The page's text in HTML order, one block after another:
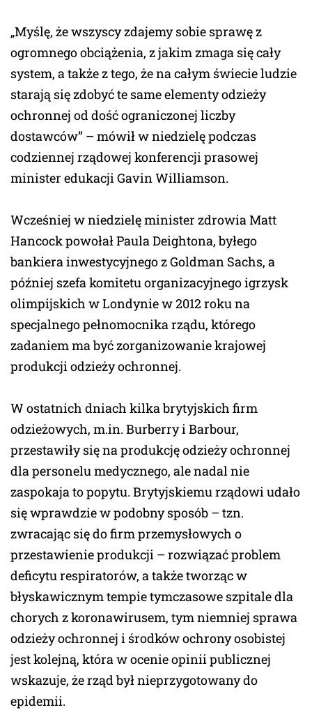
„Myślę, że wszyscy zdajemy sobie sprawę z
ogromnego obciążenia, z jakim zmaga się cały
system, a także z tego, że na całym świecie ludzie
starają się zdobyć te same elementy odzieży
ochronnej od dość ograniczonej liczby
dostawców” – mówił w niedzielę podczas
codziennej rządowej konferencji prasowej
minister edukacji Gavin Williamson.
Wcześniej w niedzielę minister zdrowia Matt
Hancock powołał Paula Deightona, byłego
bankiera inwestycyjnego z Goldman Sachs, a
później szefa komitetu organizacyjnego igrzysk
olimpijskich w Londynie w 2012 roku na
specjalnego pełnomocnika rządu, którego
zadaniem ma być zorganizowanie krajowej
produkcji odzieży ochronnej.
W ostatnich dniach kilka brytyjskich firm
odzieżowych, m.in. Burberry i Barbour,
przestawiły się na produkcję odzieży ochronnej
dla personelu medycznego, ale nadal nie
zaspokaja to popytu. Brytyjskiemu rządowi udało
się wprawdzie w podobny sposób – tzn.
zwracając się do firm przemysłowych o
przestawienie produkcji – rozwiązać problem
deficytu respiratorów, a także tworząc w
błyskawicznym tempie tymczasowe szpitale dla
chorych z koronawirusem, tym niemniej sprawa
odzieży ochronnej i środków ochrony osobistej
jest kolejną, która w ocenie opinii publicznej
wskazuje, że rząd był nieprzygotowany do
epidemii.